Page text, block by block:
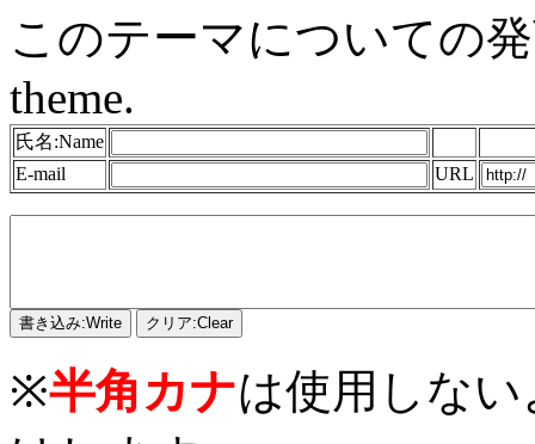
このテーマについての
theme.
氏名:Name
E-mail
URL
※半角カナは使用しな